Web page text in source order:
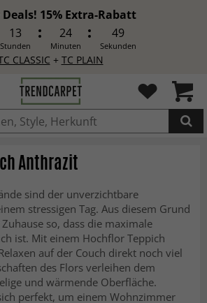
15% Extra-Rabatt
13
Stunden
24
Minuten
48
Sekunden
CLASSIC + TC PLAIN
DEN WARENKORB GELEGT.
Anthrazit
sind der unverzichtbare
stressigen Tag. Aus diesem Grund
so, dass die maximale
ist. Mit einem Hochflor Teppich
auf der Couch direkt noch viel
des Flors verleihen dem
und wärmende Oberfläche.
perfekt, um einem Wohnzimmer